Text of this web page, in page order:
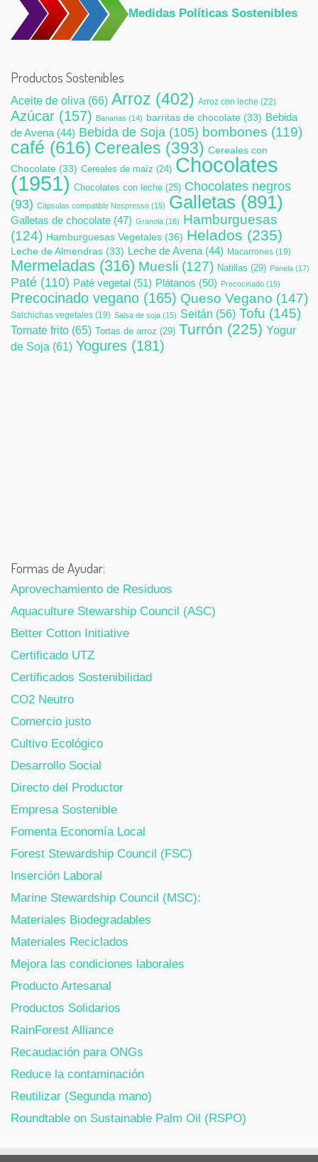
Medidas Políticas Sostenibles
Productos Sostenibles
Aceite de oliva (66) Arroz (402) Arroz con leche (22)
Azúcar (157) Bananas (14) barritas de chocolate (33) Bebida
de Avena (44) Bebida de Soja (105) bombones (119)
café (616) Cereales (393) Cereales con
Chocolate (33) Cereales de maíz (24) Chocolates
(1951) Chocolates con leche (25) Chocolates negros
(93) Cápsulas compatible Nespresso (15) Galletas (891)
Galletas de chocolate (47) Granola (16) Hamburguesas
(124) Hamburguesas Vegetales (36) Helados (235)
Leche de Almendras (33) Leche de Avena (44) Macarrones (19)
Mermeladas (316) Muesli (127) Natillas (29) Panela (17)
Paté (110) Paté vegetal (51) Plátanos (50) Precocinado (15)
Precocinado vegano (165) Queso Vegano (147)
Salchichas vegetales (19) Salsa de soja (15) Seitán (56) Tofu (145)
Tomate frito (65) Tortas de arroz (29) Turrón (225) Yogur
de Soja (61) Yogures (181)
Formas de Ayudar:
Aprovechamiento de Residuos
Aquaculture Stewarship Council (ASC)
Better Cotton Initiative
Certificado UTZ
Certificados Sostenibilidad
CO2 Neutro
Comercio justo
Cultivo Ecológico
Desarrollo Social
Directo del Productor
Empresa Sostenible
Fomenta Economía Local
Forest Stewardship Council (FSC)
Inserción Laboral
Marine Stewardship Council (MSC):
Materiales Biodegradables
Materiales Reciclados
Mejora las condiciones laborales
Producto Artesanal
Productos Solidarios
RainForest Alliance
Recaudación para ONGs
Reduce la contaminación
Reutilizar (Segunda mano)
Roundtable on Sustainable Palm Oil (RSPO)